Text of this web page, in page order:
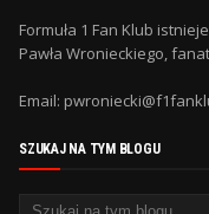
Formuła 1 Fan Klub
Pawła Wronieckiego,
Email:
SZUKAJ NA TYM BLOGU